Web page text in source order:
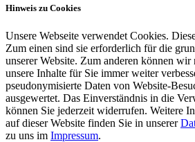
Hinweis zu Cookies
Unsere Webseite verwendet Cookies.
Zum einen sind sie erforderlich für die
unserer Website. Zum anderen können
unsere Inhalte für Sie immer weiter
pseudonymisierte Daten von Website-
ausgewertet. Das Einverständnis in die
können Sie jederzeit widerrufen. Weitere
auf dieser Website finden Sie in unserer
zu uns im Impressum.